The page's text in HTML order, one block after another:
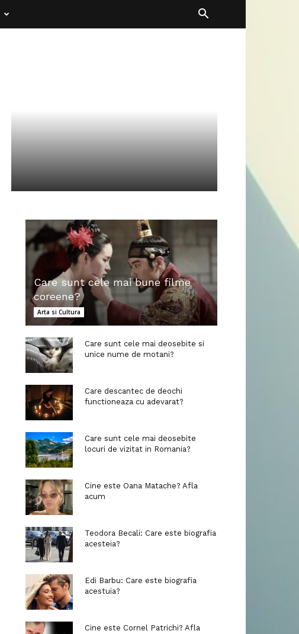
Care sunt cele mai bune filme
coreene?
Arta si Cultura
Care sunt cele mai deosebite si
unice nume de motani?
Care descantec de deochi
functioneaza cu adevarat?
Care sunt cele mai deosebite
locuri de vizitat in Romania?
Cine este Oana Matache? Afla
acum
Teodora Becali: Care este biografia
acesteia?
Edi Barbu: Care este biografia
acestuia?
Cine este Cornel Patrichi? Afla